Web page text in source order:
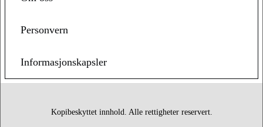
Personvern
Informasjonskapsler
Kopibeskyttet innhold. Alle rettigheter reservert.